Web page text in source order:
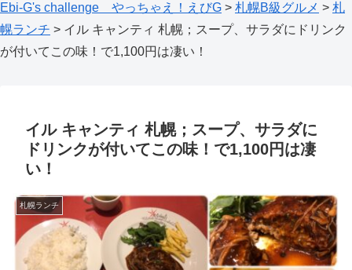
Ebi-G's challenge やっちゃえ！えびG > 札幌B級グルメ > 札
幌ランチ > イル キャンティ 札幌；スープ、サラダにドリンク
が付いてこの味！で1,100円は凄い！
イル キャンティ 札幌；スープ、サラダに
ドリンクが付いてこの味！で1,100円は凄
い！
札幌ランチ